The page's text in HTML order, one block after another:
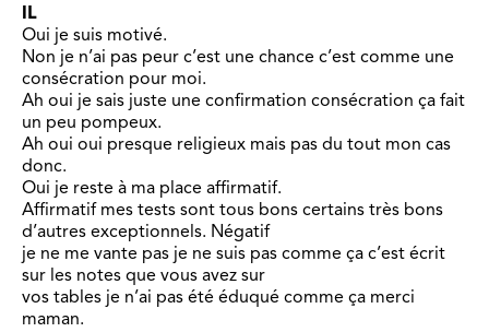
IL
Oui je suis motivé.
Non je n’ai pas peur c’est une chance c’est comme une
consécration pour moi.
Ah oui je sais juste une confirmation consécration ça fait
un peu pompeux.
Ah oui oui presque religieux mais pas du tout mon cas
donc.
Oui je reste à ma place affirmatif.
Affirmatif mes tests sont tous bons certains très bons
d’autres exceptionnels. Négatif
je ne me vante pas je ne suis pas comme ça c’est écrit
sur les notes que vous avez sur
vos tables je n’ai pas été éduqué comme ça merci
maman.